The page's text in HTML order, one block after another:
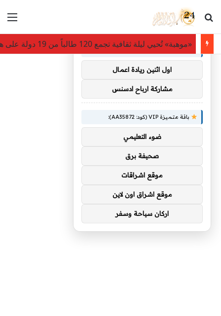
بحث عن
«موهبة» تُحيي ليلة ثقافية تجمع 120 طالباً من 19 دولة على هامش أولمبياد العلوم النووية
توصيات :
باقة متميزة VIP (كود: AA38045):
اول اثنين ريادة اعمال
مشاركة ارباح ادسنس
باقة متميزة VIP (كود: AA35872):
ضوء التعليمي
صحيفة برق
موقع اشراقات
موقع اشراق اون لاين
اركان سياحة وسفر